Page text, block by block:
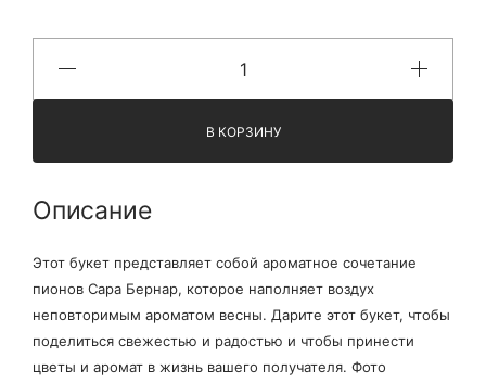
В КОРЗИНУ
Описание
Этот букет представляет собой ароматное сочетание
пионов Сара Бернар, которое наполняет воздух
неповторимым ароматом весны. Дарите этот букет, чтобы
поделиться свежестью и радостью и чтобы принести
цветы и аромат в жизнь вашего получателя. Фото